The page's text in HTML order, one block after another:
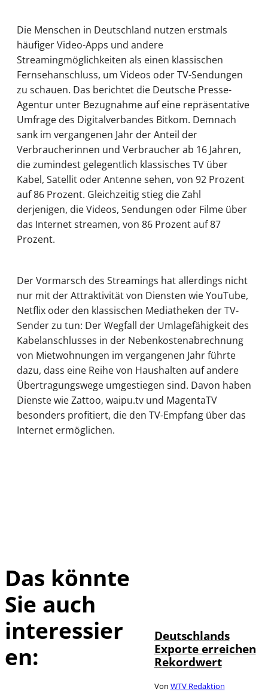
Die Menschen in Deutschland nutzen erstmals
häufiger Video-Apps und andere
Streamingmöglichkeiten als einen klassischen
Fernsehanschluss, um Videos oder TV-Sendungen
zu schauen. Das berichtet die Deutsche Presse-
Agentur unter Bezugnahme auf eine repräsentative
Umfrage des Digitalverbandes Bitkom. Demnach
sank im vergangenen Jahr der Anteil der
Verbraucherinnen und Verbraucher ab 16 Jahren,
die zumindest gelegentlich klassisches TV über
Kabel, Satellit oder Antenne sehen, von 92 Prozent
auf 86 Prozent. Gleichzeitig stieg die Zahl
derjenigen, die Videos, Sendungen oder Filme über
das Internet streamen, von 86 Prozent auf 87
Prozent.
Der Vormarsch des Streamings hat allerdings nicht
nur mit der Attraktivität von Diensten wie YouTube,
Netflix oder den klassischen Mediatheken der TV-
Sender zu tun: Der Wegfall der Umlagefähigkeit des
Kabelanschlusses in der Nebenkostenabrechnung
von Mietwohnungen im vergangenen Jahr führte
dazu, dass eine Reihe von Haushalten auf andere
Übertragungswege umgestiegen sind. Davon haben
Dienste wie Zattoo, waipu.tv und MagentaTV
besonders profitiert, die den TV-Empfang über das
Internet ermöglichen.
Das könnte
Sie auch
interessier
en:
Deutschlands
Exporte erreichen
Rekordwert
Von WTV Redaktion